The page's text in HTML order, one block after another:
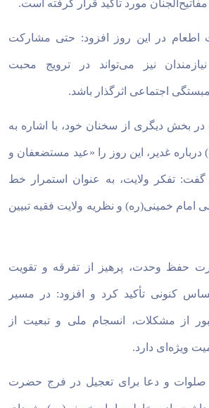
مورد تأکید قرار گرفته است.
اطعام در این روز افزود: حتی مشارکت
نیز می‌تواند در ترویج محبت
اجتماعی اثرگذار باشد.
در بخش دیگری از سخنان خود، با اشاره به
درباره غدیر، این روز را «عید مستضعفان و
تفکر ولایت، به عنوان استمرار خط
امام خمینی(ره) و نظریه ولایت فقیه تبیین
حفظ وحدت، پرهیز از تفرقه و تقویت
کنونی تأکید کرد و افزود: در مسیر
از مشکلات، انسجام ملی و تبعیت از
ویژه‌ای دارد.
صلوات و دعا برای تعجیل در فرج حضرت